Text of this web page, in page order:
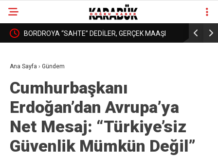
YURT BORDROYA “SAHTE” DEDİLER, GERÇEK MAAŞI
Ana Sayfa › Gündem
Cumhurbaşkanı
Erdoğan’dan Avrupa’ya
Net Mesaj: “Türkiye’siz
Güvenlik Mümkün Değil”